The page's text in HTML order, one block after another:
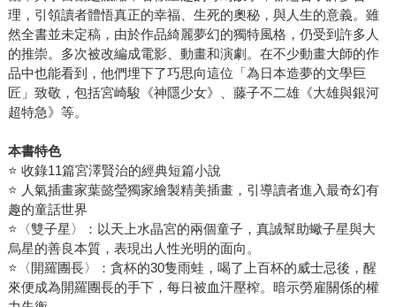
理，引領讀者體悟真正的幸福、生死的奧秘，與人生的意義。雖
然全書並未定稿，由於作品綺麗夢幻的獨特風格，仍受到許多人
的推崇。多次被改編成電影、動畫和演劇。在不少動畫大師的作
品中也能看到，他們埋下了巧思向這位「為日本造夢的文學巨
匠」致敬，包括宮崎駿《神隱少女》、藤子不二雄《大雄與銀河
超特急》等。
本書特色
⭐ 收錄11篇宮澤賢治的經典短篇小說
⭐ 人氣插畫家葉懿瑩獨家繪製精美插畫，引導讀者進入最奇幻有
趣的童話世界
⭐〈雙子星〉：以天上水晶宮的兩個童子，真誠幫助蠍子星與大
烏星的善良本質，表現出人性光明的面向。
⭐〈開羅團長〉：貪杯的30隻雨蛙，喝了上百杯的威士忌後，醒
來便成為開羅團長的手下，每日被血汗壓榨。暗示勞雇關係的權